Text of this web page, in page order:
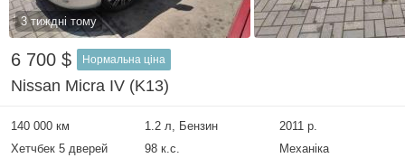
3 тиждні тому
6 700 $ Нормальна ціна
Nissan Micra IV (K13)
140 000 км 1.2 л, Бензин
2011 р.
Хетчбек 5 дверей
98 к.с.
Механіка